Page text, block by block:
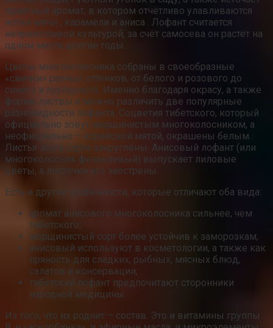
приятный аромат, в котором отчётливо улавливаются
нотки мяты , карамели и аниса . Лофант считается
неприхотливой культурой, за счёт самосева он растёт на
одном месте долгие годы.
Цветы многоколосника собраны в своеобразные
«свечки» разных оттенков, от белого и розового до
синего и пурпурного. Именно благодаря окрасу, а также
форме листвы и можно различить две популярные
разновидности лофанта. Соцветия тибетского, который
официально зовут морщинистым многоколосником, а
неофициально – корейской мятой, окрашены белым.
Листья этого сорта закруглены. Анисовый лофант (или
многоколосник фенхелевый) выпускает лиловые
цветы, а листочки его заострены.
Есть и другие особенности, которые отличают оба вида:
аромат анисового многоколосника сильнее, чем
тибетского;
морщинистый сорт более устойчив к заморозкам;
анисовый используют в косметологии, а также как
пряность для сладких, рыбных, мясных блюд,
салатов и консервации;
тибетский лофант предпочитают сторонники
народной медицины.
Из того, что их роднит – состав. Это и витамины группы